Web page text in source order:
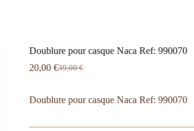
Doublure pour casque Naca Ref: 990070
39,00€
20,00 €
Doublure pour casque Naca Ref: 990070